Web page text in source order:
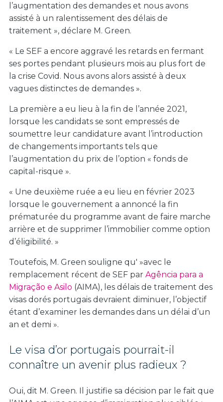
l’augmentation des demandes et nous avons
assisté à un ralentissement des délais de
traitement », déclare M. Green.
« Le SEF a encore aggravé les retards en fermant
ses portes pendant plusieurs mois au plus fort de
la crise Covid. Nous avons alors assisté à deux
vagues distinctes de demandes ».
La première a eu lieu à la fin de l’année 2021,
lorsque les candidats se sont empressés de
soumettre leur candidature avant l’introduction
de changements importants tels que
l’augmentation du prix de l’option « fonds de
capital-risque ».
« Une deuxième ruée a eu lieu en février 2023
lorsque le gouvernement a annoncé la fin
prématurée du programme avant de faire marche
arrière et de supprimer l’immobilier comme option
d’éligibilité. »
Toutefois, M. Green souligne qu' »avec le
remplacement récent de SEF par Agência para a
Migração e Asilo (AIMA), les délais de traitement des
visas dorés portugais devraient diminuer, l’objectif
étant d’examiner les demandes dans un délai d’un
an et demi ».
Le visa d’or portugais pourrait-il
connaître un avenir plus radieux ?
Oui, dit M. Green. Il justifie sa décision par le fait que